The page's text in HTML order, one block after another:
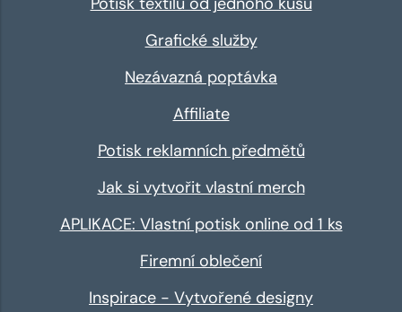
Grafické služby
Nezávazná poptávka
Affiliate
Potisk reklamních předmětů
Jak si vytvořit vlastní merch
APLIKACE: Vlastní potisk online od 1 ks
Firemní oblečení
Inspirace - Vytvořené designy